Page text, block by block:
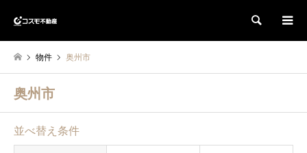
検索
物件 奥州市
奥州市
並べ替え条件